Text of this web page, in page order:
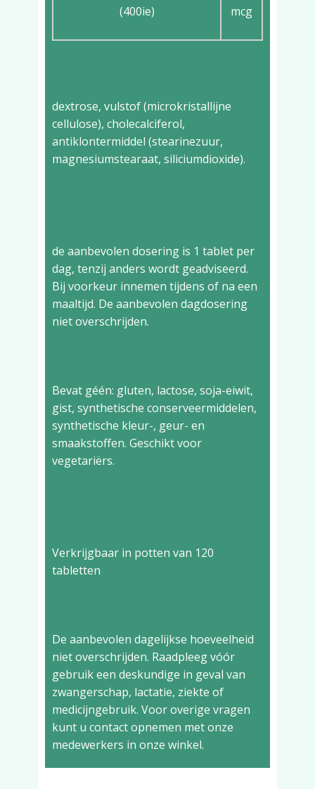
(400ie)
mcg
dextrose, vulstof (microkristallijne
cellulose), cholecalciferol,
antiklontermiddel (stearinezuur,
magnesiumstearaat, siliciumdioxide).
de aanbevolen dosering is 1 tablet per
dag, tenzij anders wordt geadviseerd.
Bij voorkeur innemen tijdens of na een
maaltijd. De aanbevolen dagdosering
niet overschrijden.
Bevat géén: gluten, lactose, soja-eiwit,
gist, synthetische conserveermiddelen,
synthetische kleur-, geur- en
smaakstoffen. Geschikt voor
vegetariërs.
Verkrijgbaar in potten van 120
tabletten
De aanbevolen dagelijkse hoeveelheid
niet overschrijden. Raadpleeg vóór
gebruik een deskundige in geval van
zwangerschap, lactatie, ziekte of
medicijngebruik. Voor overige vragen
kunt u contact opnemen met onze
medewerkers in onze winkel.